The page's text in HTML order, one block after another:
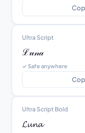
Ultra Script
ℒ𝓊𝓃𝒶
✓ Safe anywhere
Ultra Script Bold
𝓛𝓾𝓷𝓪